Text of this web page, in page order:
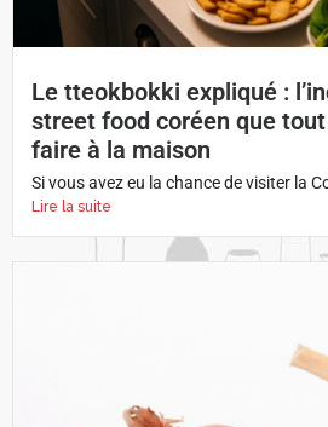
Le tteokbokki expliqué :
street food coréen que
faire à la maison
Si vous avez eu la chance de visiter la
Lire la suite